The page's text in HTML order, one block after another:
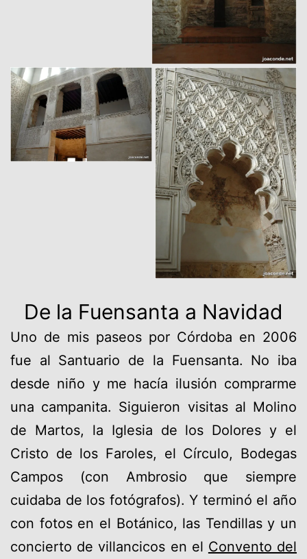
De la Fuensanta a Navidad
Uno de mis paseos por Córdoba en 2006
fue al Santuario de la Fuensanta. No iba
desde niño y me hacía ilusión comprarme
una campanita. Siguieron visitas al Molino
de Martos, la Iglesia de los Dolores y el
Cristo de los Faroles, el Círculo, Bodegas
Campos (con Ambrosio que siempre
cuidaba de los fotógrafos). Y terminó el año
con fotos en el Botánico, las Tendillas y un
concierto de villancicos en el Convento del